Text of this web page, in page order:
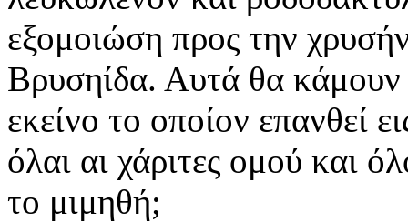
εξομοιώση προς την
Βρυσηίδα. Αυτά θα κάμουν
εκείνο το οποίον επανθεί
όλαι αι χάριτες ομού και
το μιμηθή;